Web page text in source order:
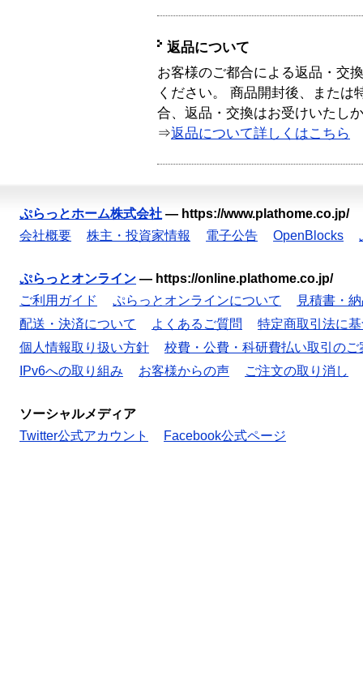
返品について
お客様のご都合による返品・交
ください。 商品開封後、または
合、返品・交換はお受けいたし
⇒返品について詳しくはこちら
ぷらっとホーム株式会社 — https://www.plathome.co.jp/
会社概要
株主・投資家情報 電子公告 OpenBlocks
ぷらっとオンライン — https://online.plathome.co.jp/
ご利用ガイド
ぷらっとオンラインについて
見積書・
配送・決済について
よくあるご質問
特定商取引法に
個人情報取り扱い方針
校費・公費・科研費払い取引のご
IPv6への取り組み
お客様からの声 ご注文の取り消し
ソーシャルメディア
Twitter公式アカウント
Facebook公式ページ